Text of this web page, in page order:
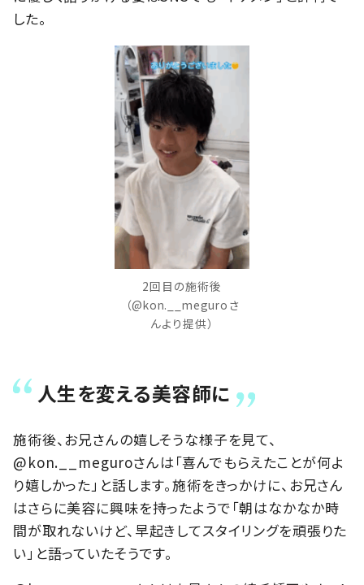
した。
2回目の施術後
（@kon.__meguroさ
んより提供）
人生を変える美容師に
施術後、お兄さんの嬉しそうな様子を見て、
@kon.__meguroさんは「喜んでもらえたことが何よ
り嬉しかった」と話します。施術をきっかけに、お兄さん
はさらに美容に興味を持ったようで「朝はなかなか時
間が取れないけど、早起きしてスタイリングを頑張りた
い」と語っていたそうです。